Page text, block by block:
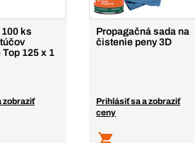
ks
125 x 1
zobraziť
Propagačná sada na
čistenie peny 3D
Prihlásiť sa a zobraziť
ceny